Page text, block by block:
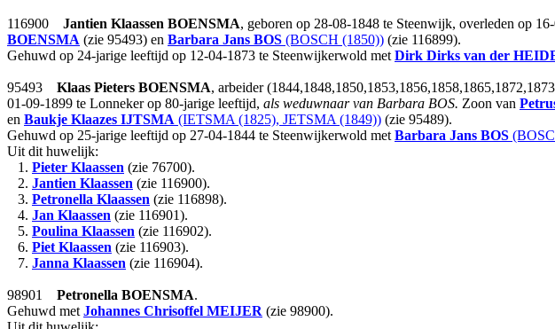
116900 Jantien Klaassen BOENSMA, geboren op 28-08-1848 te Steenwijk, overleden op
BOENSMA (zie 95493) en Barbara Jans BOS (BOSCH (1850)) (zie 116899).
Gehuwd op 24-jarige leeftijd op 12-04-1873 te Steenwijkerwold met Dirk Dirks van der
95493 Klaas Pieters BOENSMA, arbeider
01-09-1899 te Lonneker op 80-jarige leeftijd, als weduwnaar van Barbara BOS. Zoon van
en Baukje Klaazes IJTSMA (IETSMA (1825), JETSMA (1849)) (zie 95489).
Gehuwd op 25-jarige leeftijd op 27-04-1844 te Steenwijkerwold met Barbara Jans BOS
Uit dit huwelijk:
1. Pieter Klaassen (zie 76700).
2. Jantien Klaassen (zie 116900).
3. Petronella Klaassen (zie 116898).
4. Jan Klaassen (zie 116901).
5. Poulina Klaassen (zie 116902).
6. Piet Klaassen (zie 116903).
7. Janna Klaassen (zie 116904).
98901 Petronella BOENSMA.
Gehuwd met Johannes Chrisoffel MEIJER (zie 98900).